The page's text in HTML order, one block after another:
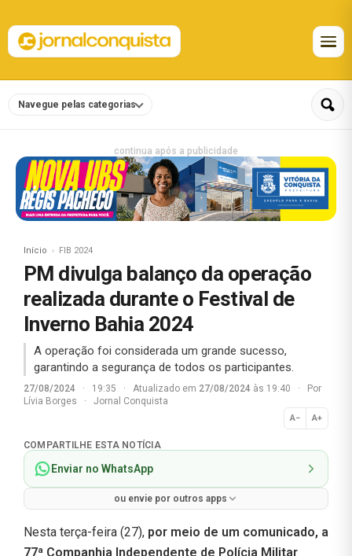
Navegue pelas categorias
continua após a publicidade
Início FIB 2024
PM divulga balanço da operação
realizada durante o Festival de
Inverno Bahia 2024
A operação foi considerada um grande sucesso,
garantindo a segurança de todos os participantes.
27/08/2024 · 19:35 · Atualizado em 27/08/2024 às 19:40 ·
Por
Lívia Borges
· Jornal Conquista
A− A+
Normal
COMPARTILHE ESTA NOTÍCIA
Enviar no WhatsApp
ou envie por outros apps
Nesta terça-feira (27), por meio de um comunicado, a
77ª Companhia Independente de Polícia Militar